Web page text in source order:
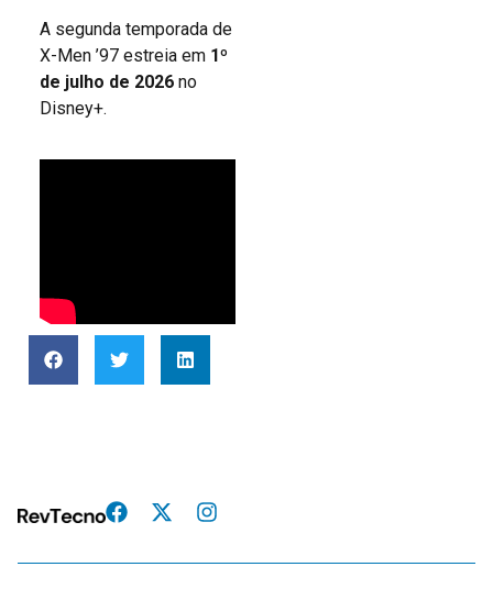
A segunda temporada de
X-Men ’97 estreia em 1º
de julho de 2026 no
Disney+.